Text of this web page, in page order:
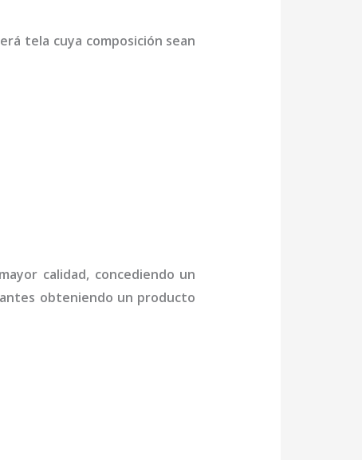
tela cuya composición sean
calidad, concediendo un
obteniendo un producto